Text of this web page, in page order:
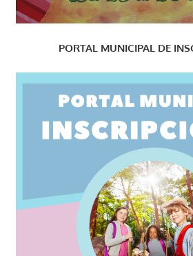
PORTAL MUNICIPAL DE